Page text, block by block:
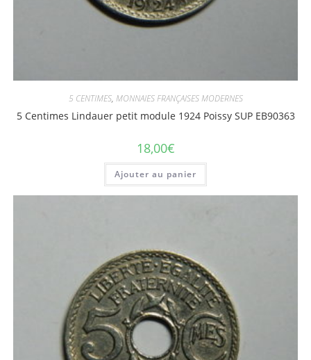
5 CENTIMES, MONNAIES FRANÇAISES MODERNES
5 Centimes Lindauer petit module 1924 Poissy SUP EB90363
18,00€
Ajouter au panier